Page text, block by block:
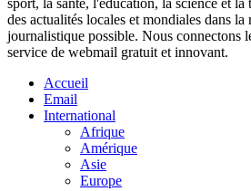
sport, la santé, l'éducation, la science et
des actualités locales et mondiales dans
journalistique possible. Nous connectons
service de webmail gratuit et innovant.
Accueil
Email
International
Afrique
Amérique
Asie
Europe